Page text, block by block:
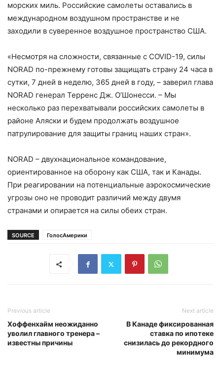
морских миль. Российские самолеты оставались в
международном воздушном пространстве и не
заходили в суверенное воздушное пространство США.
«Несмотря на сложности, связанные с COVID-19, силы
NORAD по-прежнему готовы защищать страну 24 часа в
сутки, 7 дней в неделю, 365 дней в году, – заверил глава
NORAD генерал Терренс Дж. О’Шонесси. – Мы
несколько раз перехватывали российских самолеты в
районе Аляски и будем продолжать воздушное
патрулирование для защиты границ наших стран».
NORAD – двухнациональное командование,
ориентированное на оборону как США, так и Канады.
При реагировании на потенциальные аэрокосмические
угрозы оно не проводит различий между двумя
странами и опирается на силы обеих стран.
SOURCE ГолосАмерики
Previous article
Хоффенхайм неожиданно
уволил главного тренера –
известны причины
Next article
В Канаде фиксированная
ставка по ипотеке
снизилась до рекордного
минимума